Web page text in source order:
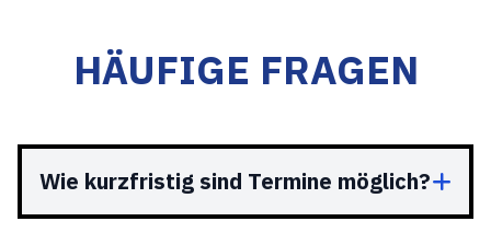
HÄUFIGE FRAGEN
Wie kurzfristig sind Termine möglich?